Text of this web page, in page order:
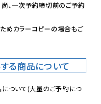
、一次予約締切前のご予約
めカラーコピーの場合もご
る商品について
ついて(大量のご予約につ